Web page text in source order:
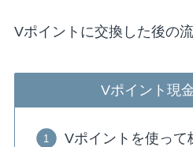
Vポイントに交換した後の
Vポイント現
Vポイントを使って